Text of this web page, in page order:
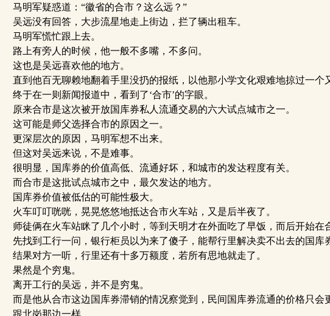
马明军疑惑道：“徽省的合市？这么远？”
吴远没有回答，大步流星地走上街边，拦了辆出租车。
马明军慌忙跟上去。
路上有旁人的时候，他一般不多嘴，不多问。
这也是吴远喜欢他的地方。
直到他百无聊赖地翻着手里没扔的报纸，以他那小学文化艰难地掠过一个
终于在一则新闻报道中，看到了‘合市’的字眼。
原来合市是这次被开放国库券私人流通交易的六大试点城市之一。
这可能是师父选择合市的原因之一。
更深层次的原因，马明军想不出来。
但这对吴远来说，不是难事。
很明显，国库券的价值高低、流通好坏，和城市的发达程度有关。
而合市是这批试点城市之中，最欠发达的地方。
国库券价值被低估的可能性极大。
火车叮叮咣咣，晃晃悠悠地抵达合市火车站，又是后半夜了。
师徒俩在火车站眯了几个小时，等到天明才在外面吃了早饭，而后开始在
先找到工行一问，银行柜员以为来了傻子，能帮行里解决卖不出去的国库
结果对方一听，行里还有十多万额度，若所有思地就走了。
果然是个穷鬼。
离开工行的吴远，并不是穷鬼。
而是他从合市这边国库券滞销的情况察觉到，民间国库券流通的价格只会
跟北岗那边一样。